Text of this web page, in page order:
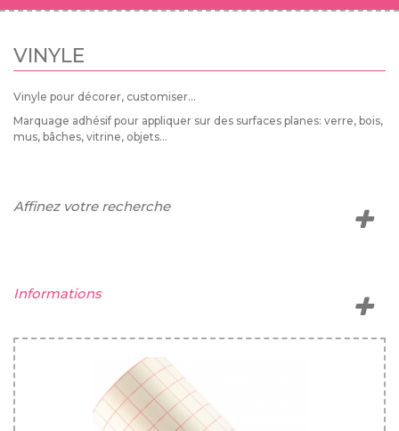
VINYLE
Vinyle pour décorer, customiser...
Marquage adhésif pour appliquer sur des surfaces planes: verre, bois,
mus, bâches, vitrine, objets...
Affinez votre recherche
Informations